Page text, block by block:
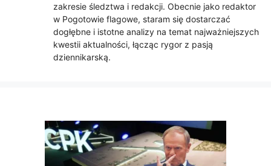
zakresie śledztwa i redakcji. Obecnie jako redaktor
w Pogotowie flagowe, staram się dostarczać
dogłębne i istotne analizy na temat najważniejszych
kwestii aktualności, łącząc rygor z pasją
dziennikarską.